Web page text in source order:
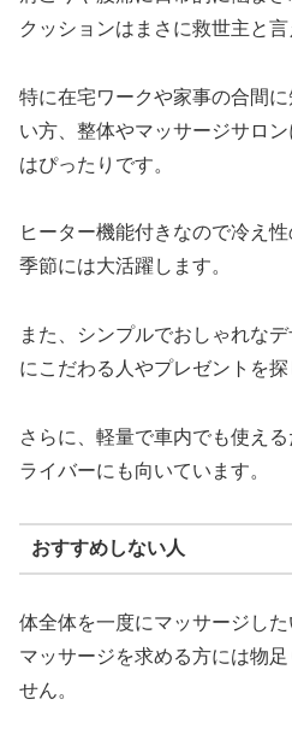
クッションはまさに救世主と言
特に在宅ワークや家事の合間
い方、整体やマッサージサロ
はぴったりです。
ヒーター機能付きなので冷え
季節には大活躍します。
また、シンプルでおしゃれな
にこだわる人やプレゼントを探
さらに、軽量で車内でも使え
ライバーにも向いています。
おすすめしない人
体全体を一度にマッサージし
マッサージを求める方には物
せん。